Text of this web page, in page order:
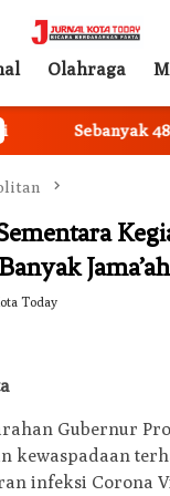
Olahraga
Sebanyak 48
Jama’ah
Today
Gubernur
kewaspadaan
infeksi Corona